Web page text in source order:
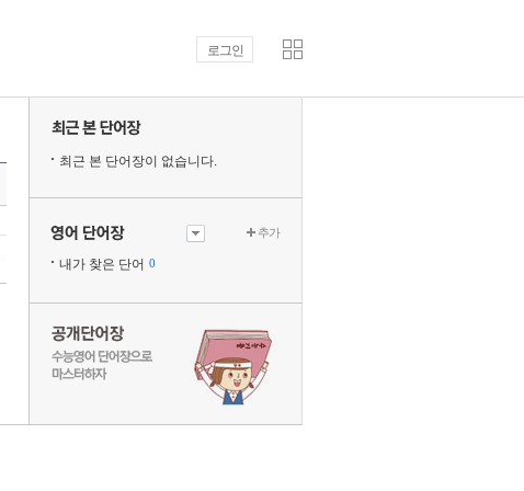
최근 본 단어장이 없습니다.
내가 찾은 단어 0
추가
로그인